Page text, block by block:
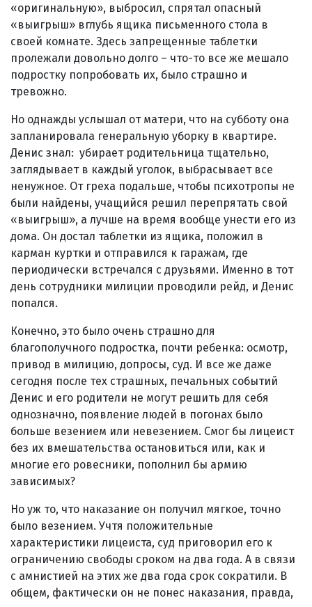
«оригинальную», выбросил, спрятал опасный
«выигрыш» вглубь ящика письменного стола в
своей комнате. Здесь запрещенные таблетки
пролежали довольно долго – что-то все же мешало
подростку попробовать их, было страшно и
тревожно.
Но однажды услышал от матери, что на субботу она
запланировала генеральную уборку в квартире.
Денис знал: убирает родительница тщательно,
заглядывает в каждый уголок, выбрасывает все
ненужное. От греха подальше, чтобы психотропы не
были найдены, учащийся решил перепрятать свой
«выигрыш», а лучше на время вообще унести его из
дома. Он достал таблетки из ящика, положил в
карман куртки и отправился к гаражам, где
периодически встречался с друзьями. Именно в тот
день сотрудники милиции проводили рейд, и Денис
попался.
Конечно, это было очень страшно для
благополучного подростка, почти ребенка: осмотр,
привод в милицию, допросы, суд. И все же даже
сегодня после тех страшных, печальных событий
Денис и его родители не могут решить для себя
однозначно, появление людей в погонах было
больше везением или невезением. Смог бы лицеист
без их вмешательства остановиться или, как и
многие его ровесники, пополнил бы армию
зависимых?
Но уж то, что наказание он получил мягкое, точно
было везением. Учтя положительные
характеристики лицеиста, суд приговорил его к
ограничению свободы сроком на два года. А в связи
с амнистией на этих же два года срок сократили. В
общем, фактически он не понес наказания, правда,